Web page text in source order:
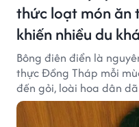
thức loạt món ăn
khiến nhiều du
Bông điên điển là
thực Đồng Tháp mỗi
đến gỏi, loài hoa dân
ngon khiến du khách